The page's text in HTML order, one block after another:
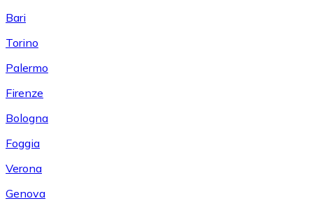
Bari
Torino
Palermo
Firenze
Bologna
Foggia
Verona
Genova